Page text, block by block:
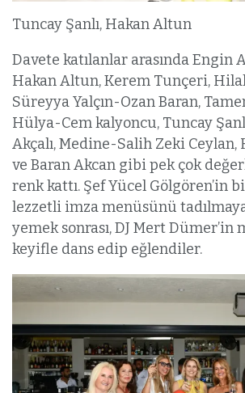
Tuncay Şanlı, Hakan Altun
Davete katılanlar arasında Engin
Hakan Altun, Kerem Tunçeri,
Süreyya Yalçın-Ozan Baran,
Hülya-Cem kalyoncu, Tuncay
Akçalı, Medine-Salih Zeki
ve Baran Akcan gibi pek çok
renk kattı. Şef Yücel Gölgören’in
lezzetli imza menüsünü
yemek sonrası, DJ Mert
keyifle dans edip eğlendiler.